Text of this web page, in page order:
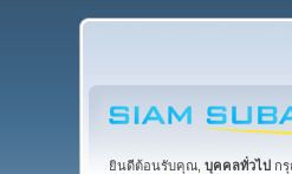
ยินดีต้อนรับคุณ,บุคคลทั่วไป ก